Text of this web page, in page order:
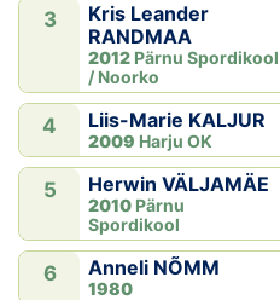
3
Kris Leander
RANDMAA
2012 Pärnu Spordikool
/ Noorko
4 Liis-Marie KALJUR
2009 Harju OK
5 Herwin VÄLJAMÄE
2010 Pärnu
Spordikool
6 Anneli NÕMM
1980